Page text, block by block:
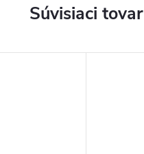
Súvisiaci tovar